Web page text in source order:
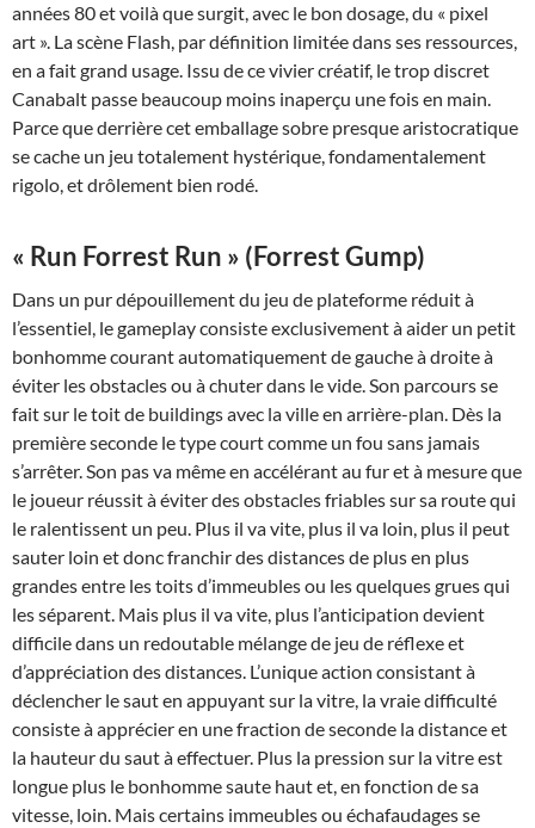
années 80 et voilà que surgit, avec le bon dosage, du « pixel
art ». La scène Flash, par définition limitée dans ses ressources,
en a fait grand usage. Issu de ce vivier créatif, le trop discret
Canabalt passe beaucoup moins inaperçu une fois en main.
Parce que derrière cet emballage sobre presque aristocratique
se cache un jeu totalement hystérique, fondamentalement
rigolo, et drôlement bien rodé.
« Run Forrest Run » (Forrest Gump)
Dans un pur dépouillement du jeu de plateforme réduit à
l’essentiel, le gameplay consiste exclusivement à aider un petit
bonhomme courant automatiquement de gauche à droite à
éviter les obstacles ou à chuter dans le vide. Son parcours se
fait sur le toit de buildings avec la ville en arrière-plan. Dès la
première seconde le type court comme un fou sans jamais
s’arrêter. Son pas va même en accélérant au fur et à mesure que
le joueur réussit à éviter des obstacles friables sur sa route qui
le ralentissent un peu. Plus il va vite, plus il va loin, plus il peut
sauter loin et donc franchir des distances de plus en plus
grandes entre les toits d’immeubles ou les quelques grues qui
les séparent. Mais plus il va vite, plus l’anticipation devient
difficile dans un redoutable mélange de jeu de réflexe et
d’appréciation des distances. L’unique action consistant à
déclencher le saut en appuyant sur la vitre, la vraie difficulté
consiste à apprécier en une fraction de seconde la distance et
la hauteur du saut à effectuer. Plus la pression sur la vitre est
longue plus le bonhomme saute haut et, en fonction de sa
vitesse, loin. Mais certains immeubles ou échafaudages se